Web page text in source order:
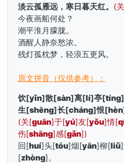
淡云孤雁远，寒日暮天红。 (
今夜画船何处？
潮平淮月朦胧。
酒醒人静奈愁浓。
残灯孤枕梦，轻浪五更风。
原文拼音（仅供参考）：
饮[yǐn]散[sàn]离[lí]亭[tíng
生[shēng]长[cháng]恨[hèn
(关[guān]于[yú]友[yǒu]情[
伤[shāng]感[gǎn])
回[huí]头[tóu]烟[yān]柳[liǔ
[zhòng]。